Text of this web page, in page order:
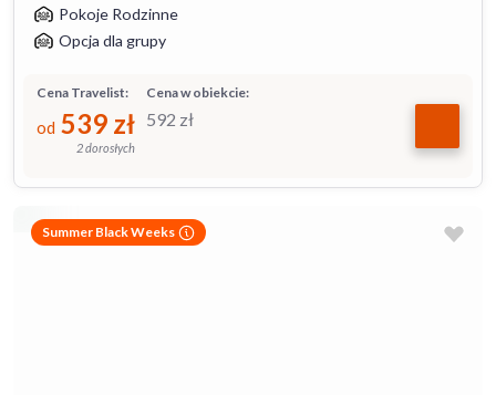
Pokoje Rodzinne
Opcja dla grupy
Cena w obiekcie:
592 zł
Cena Travelist:
od 539 zł
2 dorosłych
Summer Black Weeks